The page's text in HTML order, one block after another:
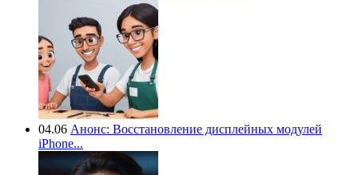
04.06 Анонс: Восстановление дисплейных модулей
iPhone...